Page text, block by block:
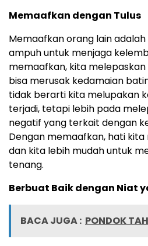
Memaafkan dengan Tulus
Memaafkan orang lain
ampuh untuk menjaga
memaafkan, kita
bisa merusak kedamaian
tidak berarti kita melupakan
terjadi, tetapi lebih pada
negatif yang terkait dengan
Dengan memaafkan, hati kita
dan kita lebih mudah untuk
tenang.
Berbuat Baik dengan Niat
BACA JUGA : PONDOK